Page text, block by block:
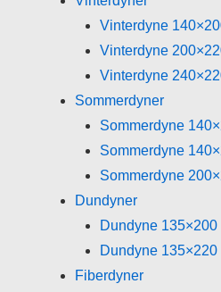
Vinterdyne
Vinterdyne
Vinterdyne
Sommerdyner
Sommerdyne
Sommerdyne
Sommerdyne
Dundyner
Dundyne 135×200
Dundyne 135×220
Fiberdyner